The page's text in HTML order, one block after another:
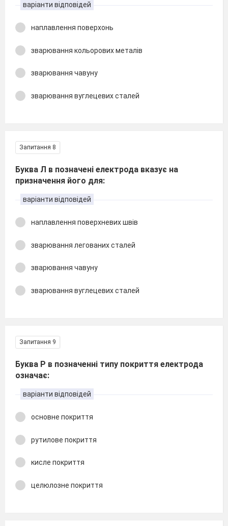
варіанти відповідей
наплавлення поверхонь
зварювання кольорових металів
зварювання чавуну
зварювання вуглецевих сталей
Запитання 8
Буква Л в позначені електрода вказує на
призначення його для:
варіанти відповідей
наплавлення поверхневих швів
зварювання легованих сталей
зварювання чавуну
зварювання вуглецевих сталей
Запитання 9
Буква Р в позначенні типу покриття електрода
означає:
варіанти відповідей
основне покриття
рутилове покриття
кисле покриття
целюлозне покриття